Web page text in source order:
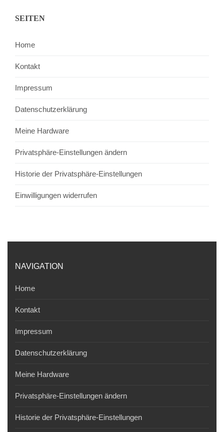
SEITEN
Home
Kontakt
Impressum
Datenschutzerklärung
Meine Hardware
Privatsphäre-Einstellungen ändern
Historie der Privatsphäre-Einstellungen
Einwilligungen widerrufen
NAVIGATION
Home
Kontakt
Impressum
Datenschutzerklärung
Meine Hardware
Privatsphäre-Einstellungen ändern
Historie der Privatsphäre-Einstellungen